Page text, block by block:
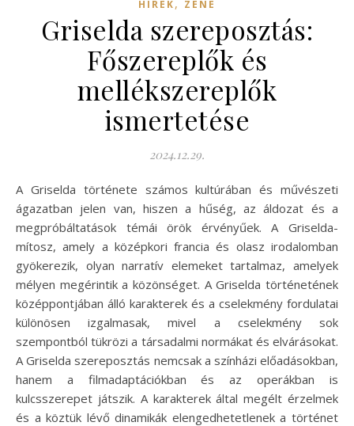
HÍREK ZENE
Griselda szereposztás:
Főszereplők és
mellékszereplők
ismertetése
2024.12.29.
A Griselda története számos kultúrában és művészeti
ágazatban jelen van, hiszen a hűség, az áldozat és a
megpróbáltatások témái örök érvényűek. A Griselda-
mítosz, amely a középkori francia és olasz irodalomban
gyökerezik, olyan narratív elemeket tartalmaz, amelyek
mélyen megérintik a közönséget. A Griselda történetének
középpontjában álló karakterek és a cselekmény fordulatai
különösen izgalmasak, mivel a cselekmény sok
szempontból tükrözi a társadalmi normákat és elvárásokat.
A Griselda szereposztás nemcsak a színházi előadásokban,
hanem a filmadaptációkban és az operákban is
kulcsszerepet játszik. A karakterek által megélt érzelmek
és a köztük lévő dinamikák elengedhetetlenek a történet